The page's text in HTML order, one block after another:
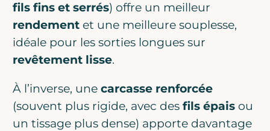
fils fins et serrés) offre un meilleur
rendement et une meilleure souplesse,
idéale pour les sorties longues sur
revêtement lisse.
À l’inverse, unecarcasse renforcée
(souvent plus rigide, avec desfils épais ou
un tissage plus dense) apporte davantage